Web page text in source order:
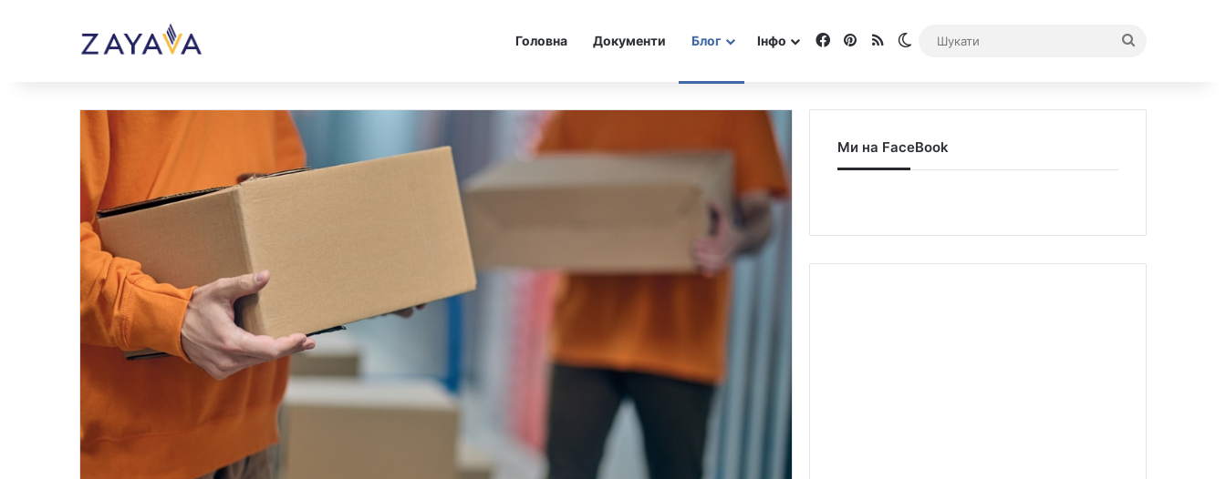
Головна Документи Блог Інфо Facebook
Pinterest
RSS Switch skin
Ми на FaceBook